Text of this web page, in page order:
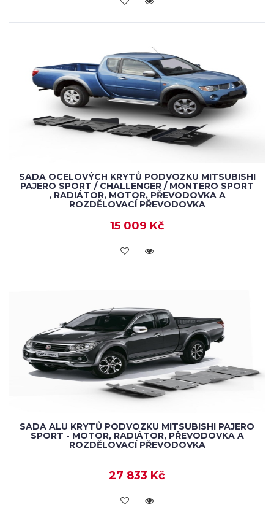
SADA OCELOVÝCH KRYTŮ PODVOZKU MITSUBISHI
PAJERO SPORT / CHALLENGER / MONTERO SPORT
, RADIÁTOR, MOTOR, PŘEVODOVKA A
ROZDĚLOVACÍ PŘEVODOVKA
15 009 Kč
KOUPIT
SADA ALU KRYTŮ PODVOZKU MITSUBISHI PAJERO
SPORT - MOTOR, RADIÁTOR, PŘEVODOVKA A
ROZDĚLOVACÍ PŘEVODOVKA
27 833 Kč
KOUPIT